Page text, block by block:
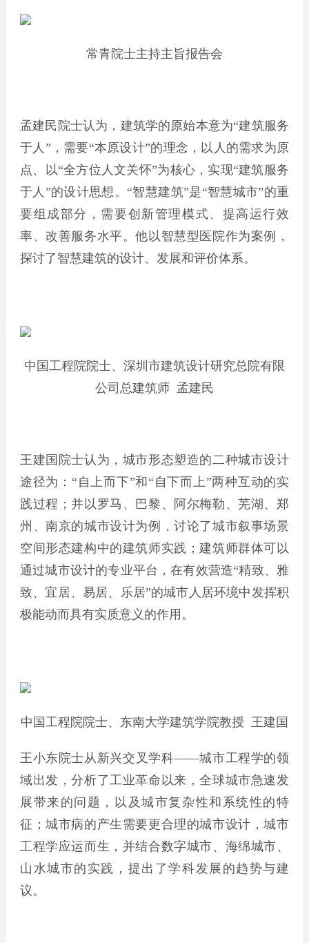
常青院士主持主旨报告会
孟建民院士认为，建筑学的原始本意为“建筑服务
于人”，需要“本原设计”的理念，以人的需求为原
点、以“全方位人文关怀”为核心，实现“建筑服务
于人”的设计思想。“智慧建筑”是“智慧城市”的重
要组成部分，需要创新管理模式、提高运行效
率、改善服务水平。他以智慧型医院作为案例，
探讨了智慧建筑的设计、发展和评价体系。
中国工程院院士、深圳市建筑设计研究总院有限
公司总建筑师 孟建民
王建国院士认为，城市形态塑造的二种城市设计
途径为：“自上而下”和“自下而上”两种互动的实
践过程；并以罗马、巴黎、阿尔梅勒、芜湖、郑
州、南京的城市设计为例，讨论了城市叙事场景
空间形态建构中的建筑师实践；建筑师群体可以
通过城市设计的专业平台，在有效营造“精致、雅
致、宜居、易居、乐居”的城市人居环境中发挥积
极能动而具有实质意义的作用。
中国工程院院士、东南大学建筑学院教授 王建国
王小东院士从新兴交叉学科——城市工程学的领
域出发，分析了工业革命以来，全球城市急速发
展带来的问题，以及城市复杂性和系统性的特
征；城市病的产生需要更合理的城市设计，城市
工程学应运而生，并结合数字城市、海绵城市、
山水城市的实践，提出了学科发展的趋势与建
议。